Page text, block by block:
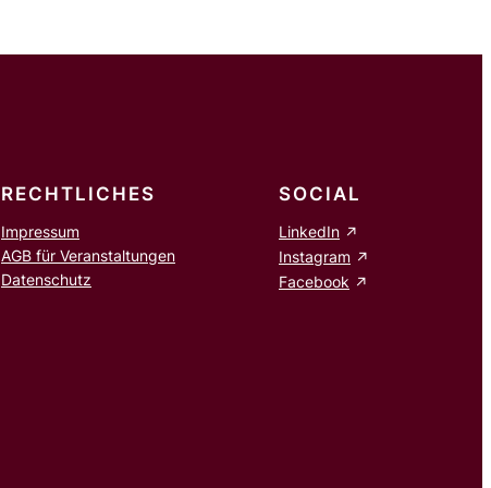
RECHTLICHES
Impressum
AGB für Veranstaltungen
Datenschutz
SOCIAL
LinkedIn
Instagram
Facebook